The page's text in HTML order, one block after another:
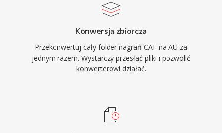
Konwersja zbiorcza
Przekonwertuj cały folder nagrań CAF na AU za
jednym razem. Wystarczy przesłać pliki i pozwolić
konwerterowi działać.